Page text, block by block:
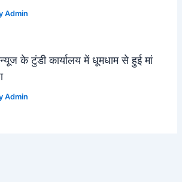
Admin
के टुंडी कार्यालय में धूमधाम से हुई मां
Admin